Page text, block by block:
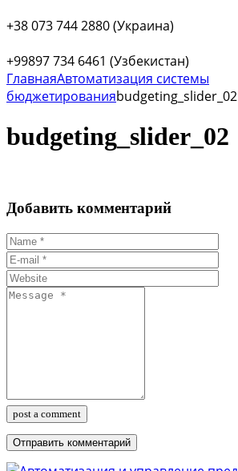
+38 073 744 2880 (Украина)
+99897 734 6461 (Узбекистан)
ГлавнаяАвтоматизация системы
бюджетированияbudgeting_slider_02
budgeting_slider_02
Добавить комментарий
post a comment